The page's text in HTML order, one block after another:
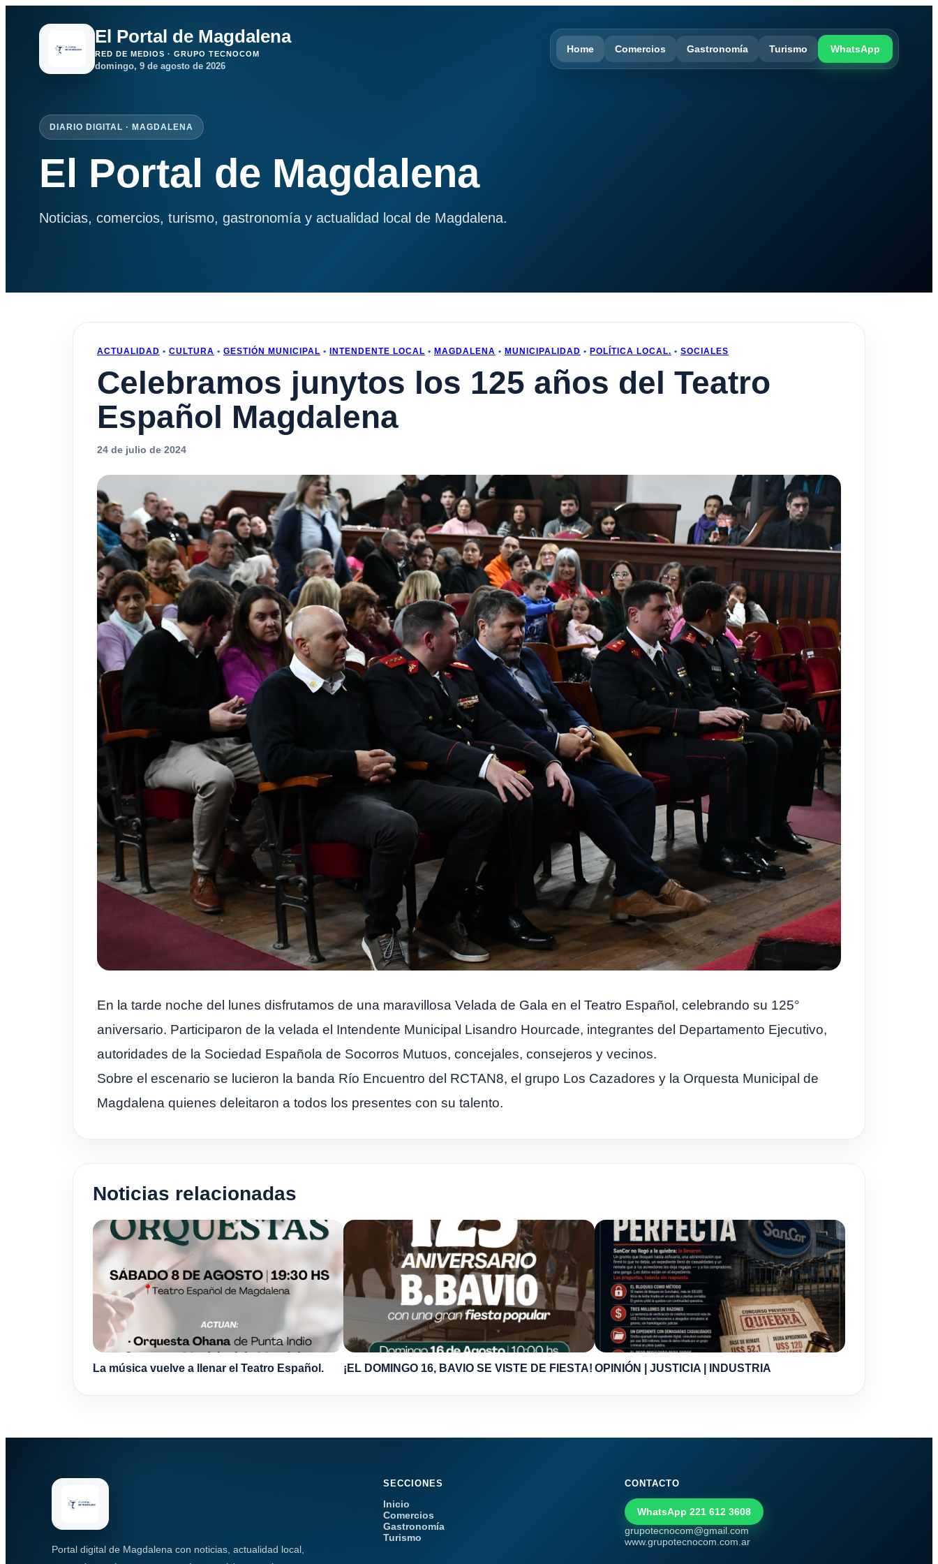
El Portal de Magdalena
RED DE MEDIOS · GRUPO TECNOCOM
domingo, 9 de agosto de 2026
Home Comercios Gastronomía Turismo WhatsApp
DIARIO DIGITAL · MAGDALENA
El Portal de Magdalena
Noticias, comercios, turismo, gastronomía y actualidad local de Magdalena.
ACTUALIDAD • CULTURA • GESTIÓN MUNICIPAL • INTENDENTE LOCAL • MAGDALENA • MUNICIPALIDAD • POLÍTICA LOCAL. • SOCIALES
Celebramos junytos los 125 años del Teatro
Español Magdalena
24 de julio de 2024
En la tarde noche del lunes disfrutamos de una maravillosa Velada de Gala en el Teatro Español, celebrando su 125°
aniversario. Participaron de la velada el Intendente Municipal Lisandro Hourcade, integrantes del Departamento Ejecutivo,
autoridades de la Sociedad Española de Socorros Mutuos, concejales, consejeros y vecinos.
Sobre el escenario se lucieron la banda Río Encuentro del RCTAN8, el grupo Los Cazadores y la Orquesta Municipal de
Magdalena quienes deleitaron a todos los presentes con su talento.
Noticias relacionadas
La música vuelve a llenar el Teatro Español. ¡EL DOMINGO 16, BAVIO SE VISTE DE FIESTA! OPINIÓN | JUSTICIA | INDUSTRIA
Portal digital de Magdalena con noticias, actualidad local,
SECCIONES
Inicio
Comercios
Gastronomía
Turismo
CONTACTO
WhatsApp 221 612 3608
grupotecnocom@gmail.com
www.grupotecnocom.com.ar